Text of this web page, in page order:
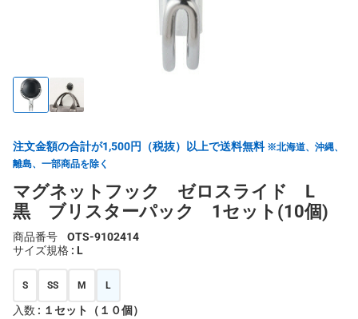
注文金額の合計が1,500円（税抜）以上で送料無料 ※北海道、沖縄、
離島、一部商品を除く
マグネットフック ゼロスライド L
黒 ブリスターパック 1セット(10個)
商品番号
OTS-9102414
サイズ規格 : L
S SS M L
入数 : １セット（１０個）